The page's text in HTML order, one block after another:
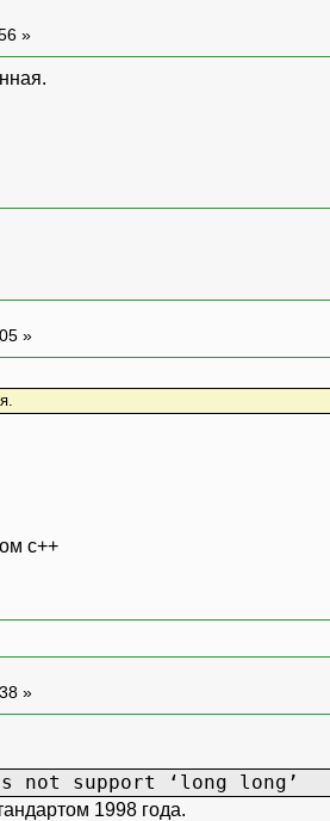
»
»
c++
»
not support ‘long long’
1998 года.